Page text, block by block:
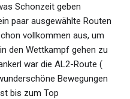
Schonzeit geben
paar ausgewählte Routen
vollkommen aus, um
den Wettkampf gehen zu
war die AL2-Route (
Bewegungen
bis zum Top